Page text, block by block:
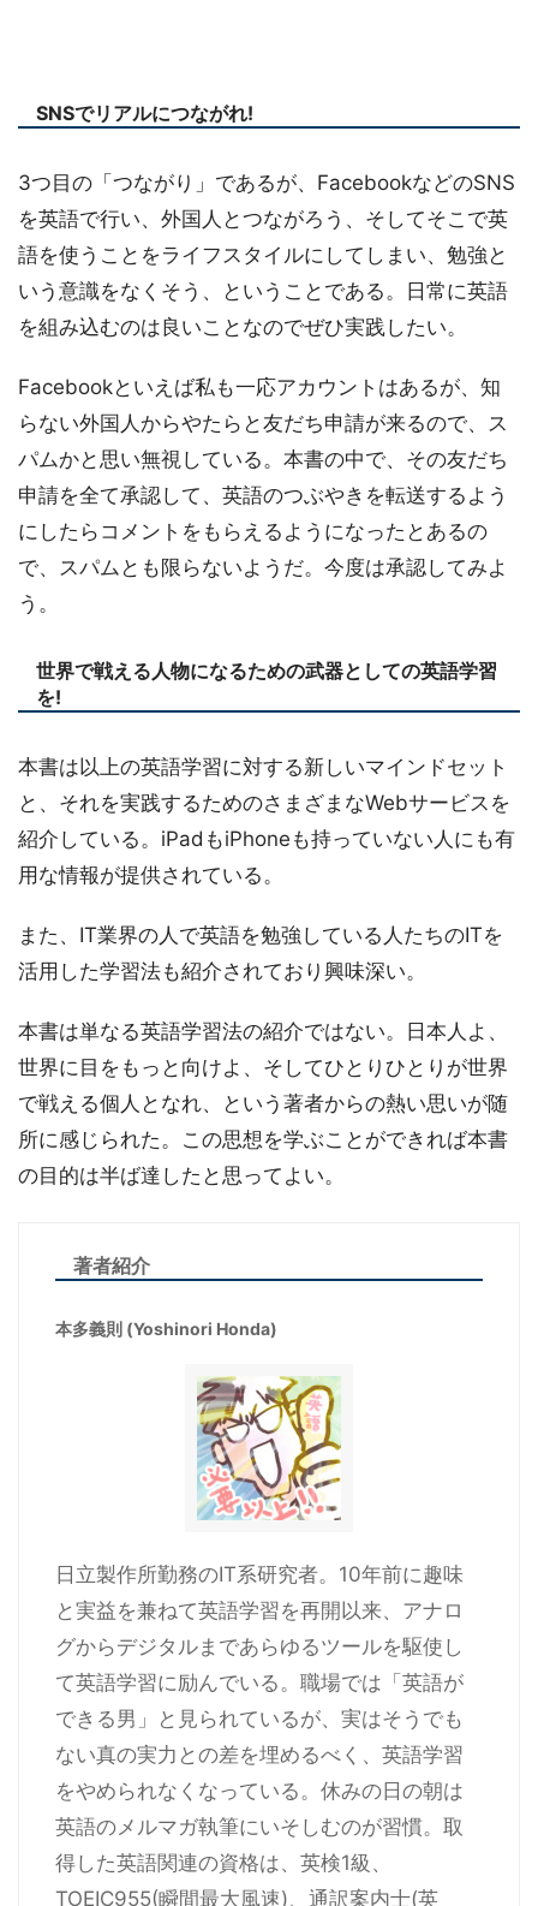
SNSでリアルにつながれ!
3つ目の「つながり」であるが、FacebookなどのSNS
を英語で行い、外国人とつながろう、そしてそこで英
語を使うことをライフスタイルにしてしまい、勉強と
いう意識をなくそう、ということである。日常に英語
を組み込むのは良いことなのでぜひ実践したい。
Facebookといえば私も一応アカウントはあるが、知
らない外国人からやたらと友だち申請が来るので、ス
パムかと思い無視している。本書の中で、その友だち
申請を全て承認して、英語のつぶやきを転送するよう
にしたらコメントをもらえるようになったとあるの
で、スパムとも限らないようだ。今度は承認してみよ
う。
世界で戦える人物になるための武器としての英語学習
を!
本書は以上の英語学習に対する新しいマインドセット
と、それを実践するためのさまざまなWebサービスを
紹介している。iPadもiPhoneも持っていない人にも有
用な情報が提供されている。
また、IT業界の人で英語を勉強している人たちのITを
活用した学習法も紹介されており興味深い。
本書は単なる英語学習法の紹介ではない。日本人よ、
世界に目をもっと向けよ、そしてひとりひとりが世界
で戦える個人となれ、という著者からの熱い思いが随
所に感じられた。この思想を学ぶことができれば本書
の目的は半ば達したと思ってよい。
著者紹介
本多義則 (Yoshinori Honda)
日立製作所勤務のIT系研究者。10年前に趣味
と実益を兼ねて英語学習を再開以来、アナロ
グからデジタルまであらゆるツールを駆使し
て英語学習に励んでいる。職場では「英語が
できる男」と見られているが、実はそうでも
ない真の実力との差を埋めるべく、英語学習
をやめられなくなっている。休みの日の朝は
英語のメルマガ執筆にいそしむのが習慣。取
得した英語関連の資格は、英検1級、
TOEIC955(瞬間最大風速)、通訳案内士(英